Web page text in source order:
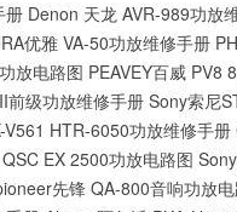
册 Denon 天龙 AVR-989功放
优雅 VA-50功放维修手册
放电路图 PEAVEY百威 PV8
前级功放维修手册Sony索尼
HTR-6050功放维修手册
QSC EX 2500功放电路图
先锋 QA-800音响功放